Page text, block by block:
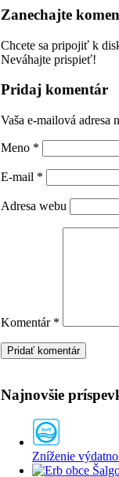
Zanechajte
Chcete sa pripojiť k
Neváhajte prispieť!
Pridaj komentár
Vaša e-mailová adresa
Meno *
E-mail *
Adresa webu
Komentár *
Najnovšie
Zníženie